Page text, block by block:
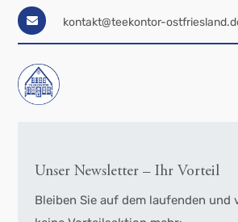
kontakt@teekontor-
Unser Newsletter – Ihr Vorteil
Bleiben Sie auf dem laufenden und